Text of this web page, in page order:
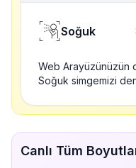
Soğuk
Web Arayüzünüzün
Soğuk simgemizi
Canlı Tüm